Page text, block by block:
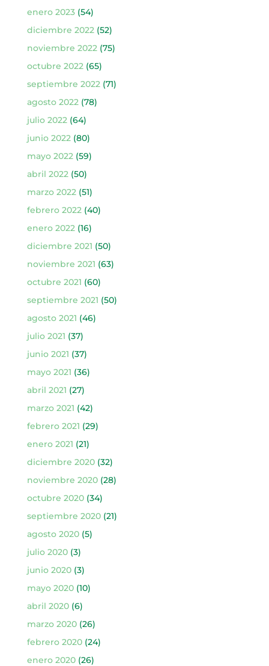
enero 2023(54)
diciembre 2022(52)
noviembre 2022(75)
octubre 2022(65)
septiembre 2022(71)
agosto 2022(78)
julio 2022(64)
junio 2022(80)
mayo 2022(59)
abril 2022(50)
marzo 2022(51)
febrero 2022(40)
enero 2022(16)
diciembre 2021 (50)
noviembre 2021 (63)
octubre 2021 (60)
septiembre 2021 (50)
agosto 2021 (46)
julio 2021 (37)
junio 2021 (37)
mayo 2021 (36)
abril 2021 (27)
marzo 2021 (42)
febrero 2021 (29)
enero 2021 (21)
diciembre 2020(32)
noviembre 2020(28)
octubre 2020(34)
septiembre 2020(21)
agosto 2020(5)
julio 2020(3)
junio 2020(3)
mayo 2020(10)
abril 2020(6)
marzo 2020(26)
febrero 2020(24)
enero 2020(26)